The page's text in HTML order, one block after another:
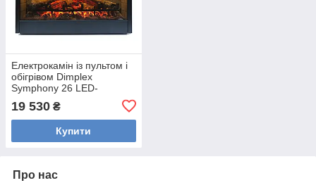
Електрокамін із пультом і
обігрівом Dimplex
Symphony 26 LED-
19 530 ₴
Купити
Про нас